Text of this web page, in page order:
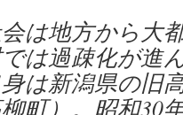
は地方から大
は過疎化が進
は新潟県の旧
町）。昭和30